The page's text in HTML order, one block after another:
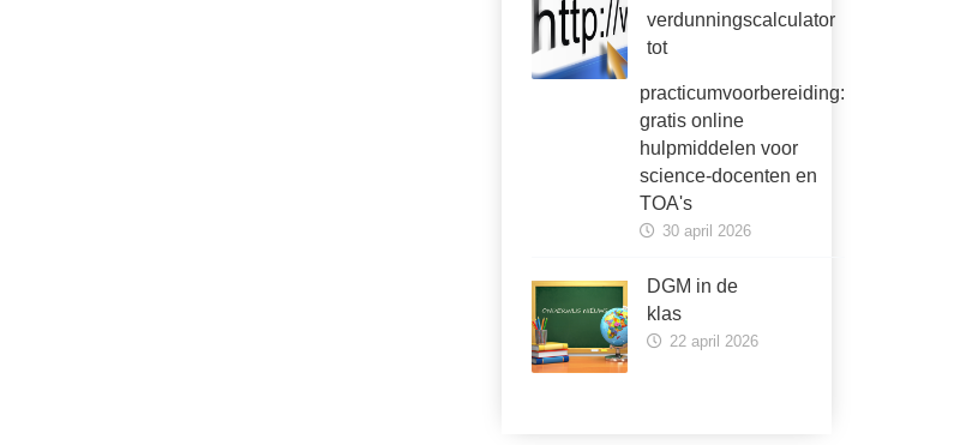
verdunningscalculator
tot
practicumvoorbereiding:
gratis online
hulpmiddelen voor
science-docenten en
TOA's
30 april 2026
DGM in de
klas
22 april 2026